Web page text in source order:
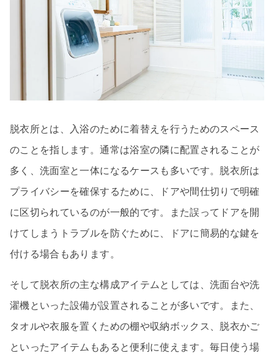
脱衣所とは、入浴のために着替えを行うためのスペース
のことを指します。通常は浴室の隣に配置されることが
多く、洗面室と一体になるケースも多いです。脱衣所は
プライバシーを確保するために、ドアや間仕切りで明確
に区切られているのが一般的です。また誤ってドアを開
けてしまうトラブルを防ぐために、ドアに簡易的な鍵を
付ける場合もあります。
そして脱衣所の主な構成アイテムとしては、洗面台や洗
濯機といった設備が設置されることが多いです。また、
タオルや衣服を置くための棚や収納ボックス、脱衣かご
といったアイテムもあると便利に使えます。毎日使う場